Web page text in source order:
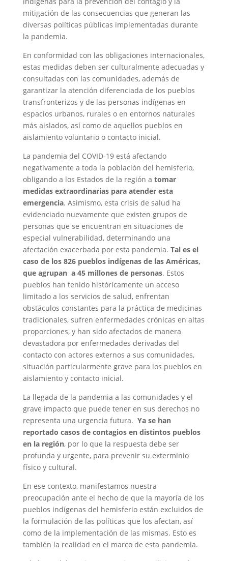
mitigación de las consecuencias que generan las
diversas políticas públicas implementadas durante
la pandemia.
En conformidad con las obligaciones internacionales,
estas medidas deben ser culturalmente adecuadas y
consultadas con las comunidades, además de
garantizar la atención diferenciada de los pueblos
transfronterizos y de las personas indígenas en
espacios urbanos, rurales o en entornos naturales
más aislados, así como de aquellos pueblos en
aislamiento voluntario o contacto inicial.
La pandemia del COVID-19 está afectando
negativamente a toda la población del hemisferio,
obligando a los Estados de la región a tomar
medidas extraordinarias para atender esta
emergencia. Asimismo, esta crisis de salud ha
evidenciado nuevamente que existen grupos de
personas que se encuentran en situaciones de
especial vulnerabilidad, determinando una
afectación exacerbada por esta pandemia. Tal es el
caso de los 826 pueblos indígenas de las Américas,
que agrupan a 45 millones de personas. Estos
pueblos han tenido históricamente un acceso
limitado a los servicios de salud, enfrentan
obstáculos constantes para la práctica de medicinas
tradicionales, sufren enfermedades crónicas en altas
proporciones, y han sido afectados de manera
devastadora por enfermedades derivadas del
contacto con actores externos a sus comunidades,
situación particularmente grave para los pueblos en
aislamiento y contacto inicial.
La llegada de la pandemia a las comunidades y el
grave impacto que puede tener en sus derechos no
representa una urgencia futura. Ya se han
reportado casos de contagios en distintos pueblos
en la región, por lo que la respuesta debe ser
profunda y urgente, para prevenir su exterminio
físico y cultural.
En ese contexto, manifestamos nuestra
preocupación ante el hecho de que la mayoría de los
pueblos indígenas del hemisferio están excluidos de
la formulación de las políticas que los afectan, así
como de la implementación de las mismas. Esto es
también la realidad en el marco de esta pandemia.